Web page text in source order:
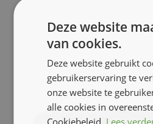
Deze website
van cookies.
Deze website gebruikt
gebruikerservaring te
onze website te
alle cookies in
Cookiebeleid. Lees